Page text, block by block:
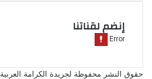
إنضم لقناتنا
حقوق النشر محفوظة لجريدة الكرامة العربية